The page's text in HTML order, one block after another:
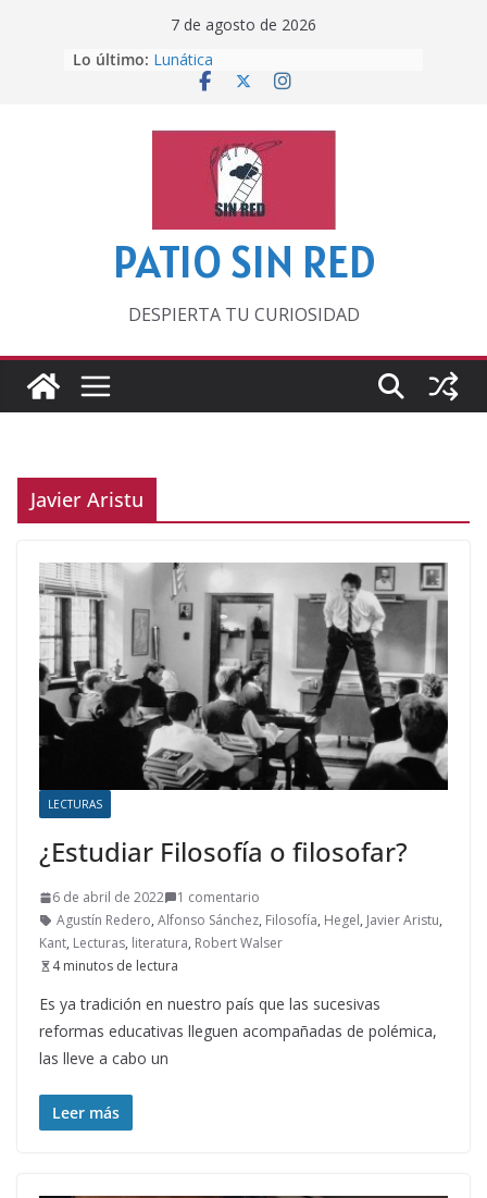
7 de agosto de 2026
Lo último: Lunática
Pero, hasta entonces…
‘La broma infinita’ de recomendar
lecturas veraniegas
Otra del Mundial
PATIO SIN RED
DESPIERTA TU CURIOSIDAD
Javier Aristu
LECTURAS
¿Estudiar Filosofía o filosofar?
6 de abril de 2022
1 comentario
Agustín Redero, Alfonso Sánchez, Filosofía, Hegel, Javier Aristu,
Kant, Lecturas, literatura, Robert Walser
4 minutos de lectura
Es ya tradición en nuestro país que las sucesivas
reformas educativas lleguen acompañadas de polémica,
las lleve a cabo un
Leer más